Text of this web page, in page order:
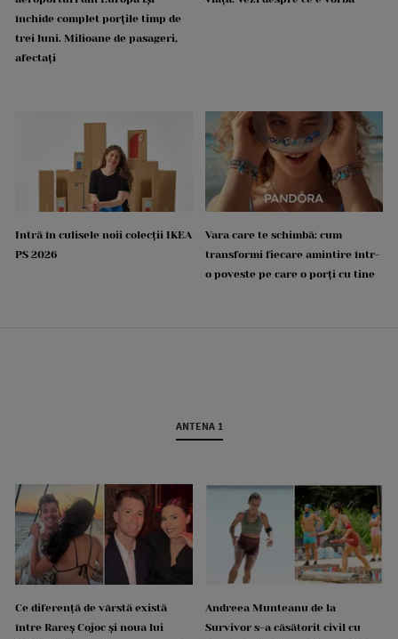
închide complet porțile timp de
trei luni. Milioane de pasageri,
afectați
Intră în culisele noii colecții IKEA
PS 2026
Vara care te schimbă: cum
transformi fiecare amintire într-
o poveste pe care o porți cu tine
ANTENA 1
Ce diferență de vârstă există
între Rareș Cojoc și noua lui
Andreea Munteanu de la
Survivor s-a căsătorit civil cu